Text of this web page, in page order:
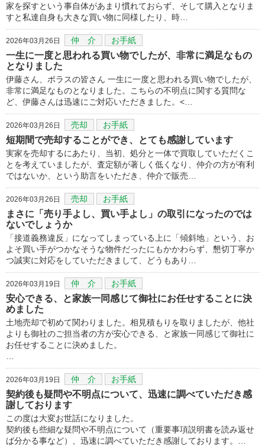
家を探すという事自体があまり慣れておらず、そして購入となりま
すと私達自身も大きな買い物に同様したり、時…
2026年03月26日 仲 介 お手紙
一生に一度と思われる買い物でしたが、非常に満足なもの
となりました
伊藤さん、ポラスの皆さん 一生に一度と思われる買い物でしたが、
非常に満足なものとなりました。こちらの不明点に関する質問な
ど、伊藤さんは迅速にご対応いただきました。<…
2026年03月26日 売却 お手紙
短期間で売却することができ、とても感謝しています
実家を売却するにあたり、当初、処分と一体で買取していただくこ
とを考えていましたが、査定額が著しく低くなり、仲介の方が有利
ではないか、という助言をいただき、仲介で販売…
2026年03月26日 売却 お手紙
まさに「売り手よし、買い手よし」の取引になったのでは
ないでしょうか
「接道義務違反」になってしまっている上に「傾斜地」という、お
よそ買い手がつかなそうな物件だったにもかかわらず、懇切丁寧か
つ誠実に対応をしていただきまして、どうもあり…
2026年03月19日 仲 介 お手紙
安心できる、と家族一同感じて御社にお任せすることに決
めました
土地売却で初めて関わりました。相見積もりを取りましたが、他社
よりも御社のご担当者の方が安心できる、と家族一同感じて御社に
お任せすることに決めました。
2026年03月19日 仲 介 お手紙
契約後も疑問や不明点について、迅速に調べていただき感
謝しております
この度は大変お世話になりました。
契約後も些細な疑問や不明点について（重要事項説明書を読み返せ
ば分かる事など）、迅速に調べていただき感謝しております。…